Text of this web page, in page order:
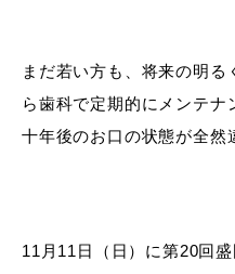
まだ若い方も、将来の明
ら歯科で定期的にメンテナ
十年後のお口の状態が全然
11月11日（日）に第20回